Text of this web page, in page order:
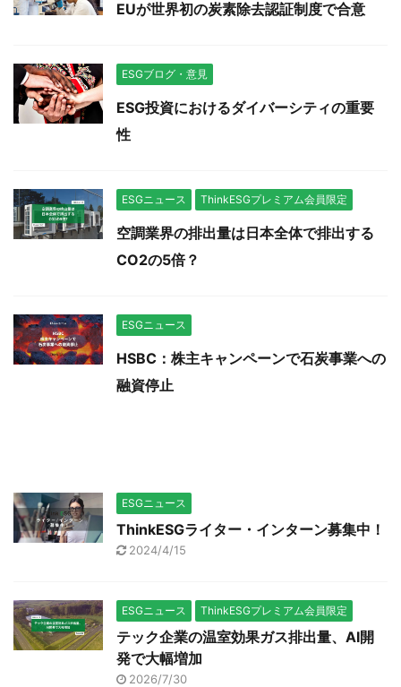
EUが世界初の炭素除去認証制度で合意
ESGブログ・意見
ESG投資におけるダイバーシティの重要
性
ESGニュース ThinkESGプレミアム会員限定
空調業界の排出量は日本全体で排出する
CO2の5倍？
ESGニュース
HSBC：株主キャンペーンで石炭事業への
融資停止
ESGニュース
ThinkESGライター・インターン募集中！
2024/4/15
ESGニュース ThinkESGプレミアム会員限定
テック企業の温室効果ガス排出量、AI開
発で大幅増加
2026/7/30